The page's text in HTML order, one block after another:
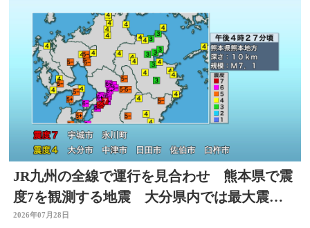
JR九州の全線で運行を見合わせ 熊本県で震
度7を観測する地震 大分県内では最大震度4
を観測
2026年07月28日